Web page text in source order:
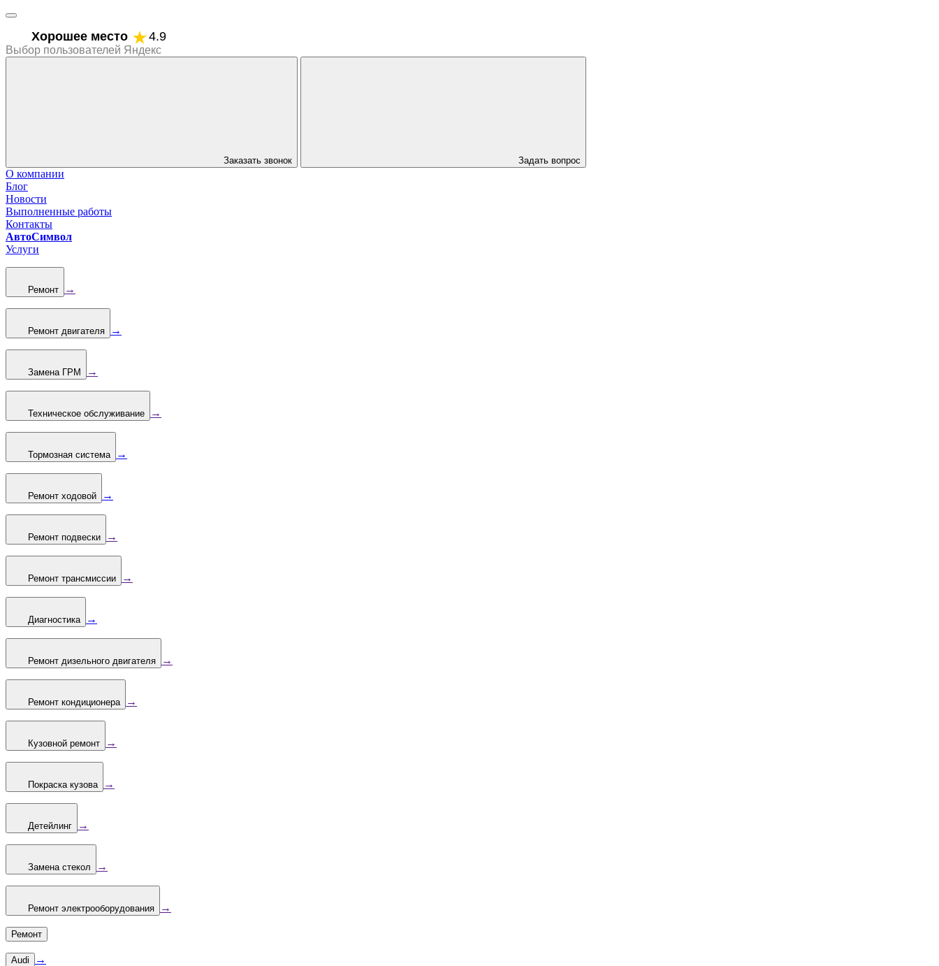
Хорошее место 4.9
Выбор пользователей Яндекс
Заказать звонок Задать вопрос
О компании
Блог
Новости
Выполненные работы
Контакты
АвтоСимвол
Услуги
Ремонт →
Ремонт двигателя →
Замена ГРМ →
Техническое обслуживание →
Тормозная система →
Ремонт ходовой →
Ремонт подвески →
Ремонт трансмиссии →
Диагностика →
Ремонт дизельного двигателя →
Ремонт кондиционера →
Кузовной ремонт →
Покраска кузова →
Детейлинг →
Замена стекол →
Ремонт электрооборудования →
Ремонт
Audi →